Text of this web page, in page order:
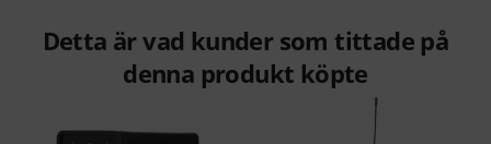
Detta är vad kunder som tittade på
denna produkt köpte